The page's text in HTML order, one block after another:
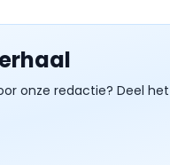
onze redactie? Deel